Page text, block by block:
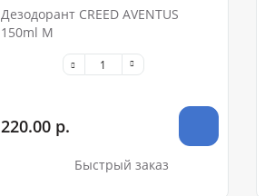
Дезодорант CREED AVENTUS
150ml M
220.00 р.
Быстрый заказ